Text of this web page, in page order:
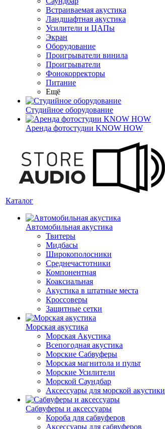
Встраиваемая акустика
Ландшафтная акустика
Усилители и ЦАПы
Экран
Оборудование
Проигрыватели винила
Проигрыватели
Фонокорректоры
Питание
Ещё
Студийное оборудование
Аренда фотостудии KNOW HOW
Каталог
Автомобильная акустика
Твитеры
Мидбасы
Широкополосники
Среднечастотники
Компонентная
Коаксиальная
Акустика в штатные места
Кроссоверы
Защитные сетки
Морская акустика
Морская Акустика
Всепогодная акустика
Морские Сабвуферы
Морская магнитола и пульт
Морские Усилители
Морской Cаундбар
Аксессуары для морской акустики
Сабвуферы и аксессуары
Короба для сабвуферов
Аксессуары для сабвуферов